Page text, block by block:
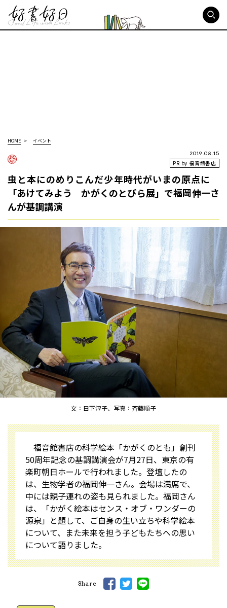
HOME イベント
PR by 福音館書店
2019.08.15
虫と本にのめりこんだ少年時代がいまの原点に
「あけてみよう かがくのとびら展」で福岡伸一さ
んが基調講演
文：日下淳子、写真：斉藤順子
福音館書店の科学絵本「かがくのとも」創刊
50周年記念の基調講演会が7月27日、東京の有
楽町朝日ホールで行われました。登壇したの
は、生物学者の福岡伸一さん。会場は満席で、
中には親子連れの姿も見られました。福岡さん
は、「かがく絵本はセンス・オブ・ワンダーの
源泉」と題して、ご自身の生い立ちや科学絵本
について、また未来を担う子どもたちへの思い
について語りました。
Share